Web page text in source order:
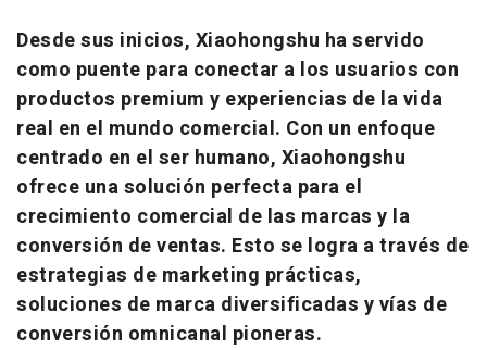
Desde sus inicios, Xiaohongshu ha servido
como puente para conectar a los usuarios con
productos premium y experiencias de la vida
real en el mundo comercial. Con un enfoque
centrado en el ser humano, Xiaohongshu
ofrece una solución perfecta para el
crecimiento comercial de las marcas y la
conversión de ventas. Esto se logra a través de
estrategias de marketing prácticas,
soluciones de marca diversificadas y vías de
conversión omnicanal pioneras.